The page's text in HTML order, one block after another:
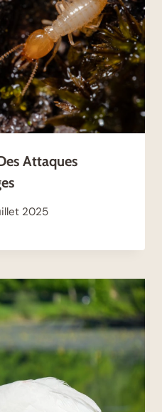
Attaques
2025